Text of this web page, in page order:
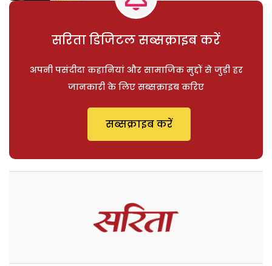
सरिता डिजिटल सब्सक्राइब करें
अपनी पसंदीदा कहानियां और सामाजिक मुद्दों से जुड़ी हर
जानकारी के लिए सब्सक्राइब करिए
सब्सक्राइब करें